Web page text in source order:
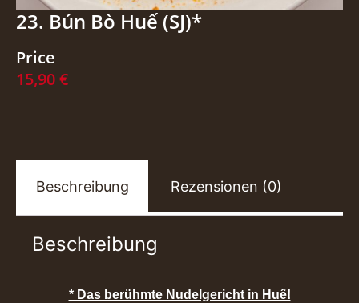
23. Bún Bò Huế (SJ)*
Price
15,90€
Beschreibung Rezensionen (0)
Beschreibung
* Das berühmte Nudelgericht in Huế!